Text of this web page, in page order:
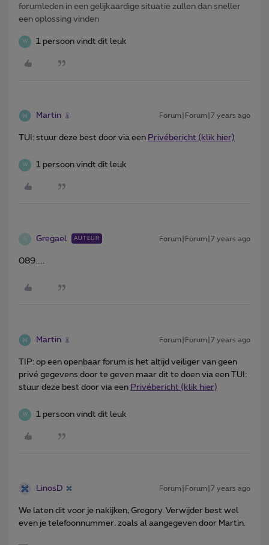
forumleden in een gelijkaardige situatie zullen dan sneller
een oplossing vinden
W 1 persoon vindt dit leuk
Martin Forum|Forum|7 years ago
TUI: stuur deze best door via een Privébericht (klik hier)
W 1 persoon vindt dit leuk
G Gregael AUTEUR Forum|Forum|7 years ago
089.....
Martin Forum|Forum|7 years ago
TIP: op een openbaar forum is het altijd veiliger van geen
privé gegevens door te geven maar dit te doen via een TUI:
stuur deze best door via een Privébericht (klik hier)
W 1 persoon vindt dit leuk
LinosD Forum|Forum|7 years ago
We laten dit voor je nakijken, Gregory. Verwijder best wel
even je telefoonnummer, zoals al aangegeven door Martin.